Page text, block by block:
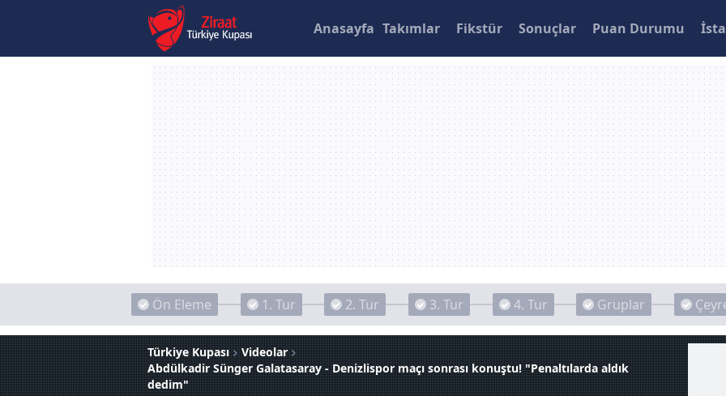
Anasayfa Takımlar Fikstür Sonuçlar Puan Durumu
Ön Eleme 1. Tur 2. Tur 3. Tur 4. Tur Gruplar
Türkiye Kupası
Videolar
Abdülkadir Sünger Galatasaray - Denizlispor maçı sonrası konuştu! "Penaltılarda aldık
dedim"